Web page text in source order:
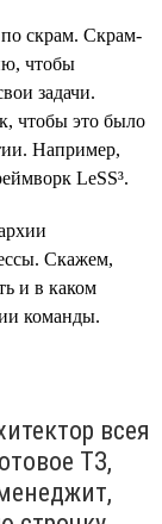
по скрам. Скрам-
чтобы
задачи.
чтобы это было
Например,
LeSS³.
Скажем,
и в каком
команды.
всея
ТЗ,